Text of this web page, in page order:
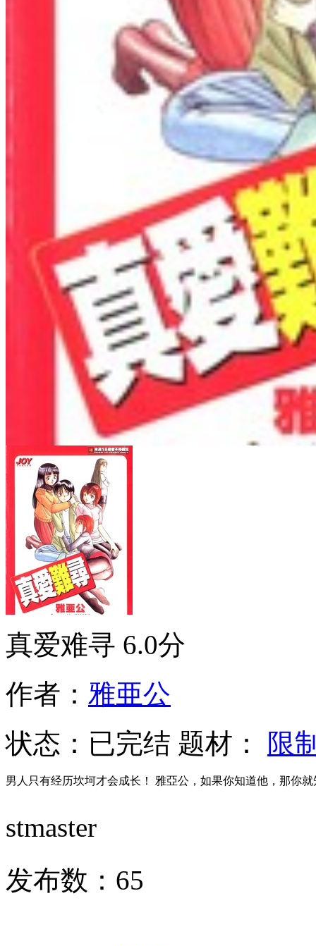
真爱难寻 6.0分
作者： 雅亜公
状态： 已完结 题材： 限
男人只有经历坎坷才会成长！ 雅亞公，如果你知道他，那你
stmaster
发布数： 65